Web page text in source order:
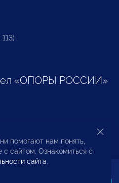
«ОПОРЫ РОССИИ»
предпринимателей и
помогают нам понять,
с сайтом. Ознакомиться с
сайта.